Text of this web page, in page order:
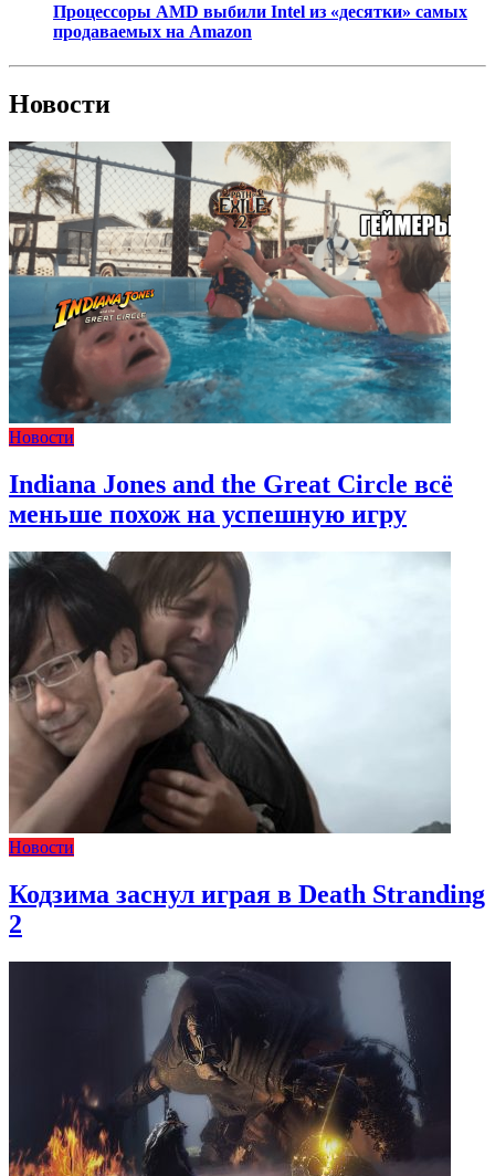
Процессоры AMD выбили Intel из «десятки» самых
продаваемых на Amazon
Новости
Новости
Indiana Jones and the Great Circle всё
меньше похож на успешную игру
Новости
Кодзима заснул играя в Death Stranding
2